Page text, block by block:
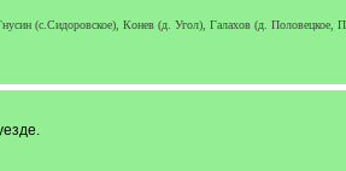
(с.Сидоровское), Конев (д. Угол), Галахов (д. Половецкое,